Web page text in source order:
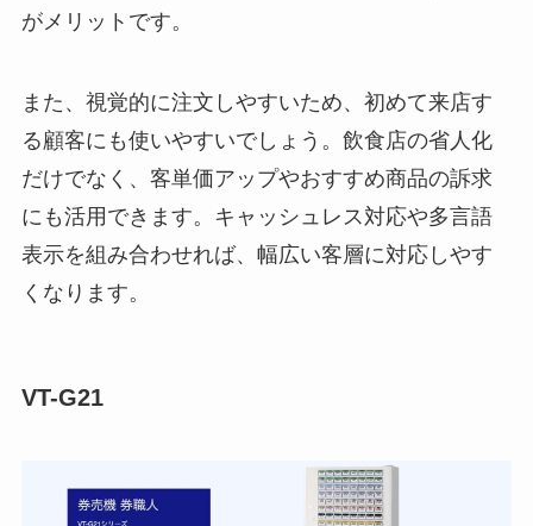
がメリットです。
また、視覚的に注文しやすいため、初めて来店す
る顧客にも使いやすいでしょう。飲食店の省人化
だけでなく、客単価アップやおすすめ商品の訴求
にも活用できます。キャッシュレス対応や多言語
表示を組み合わせれば、幅広い客層に対応しやす
くなります。
VT-G21